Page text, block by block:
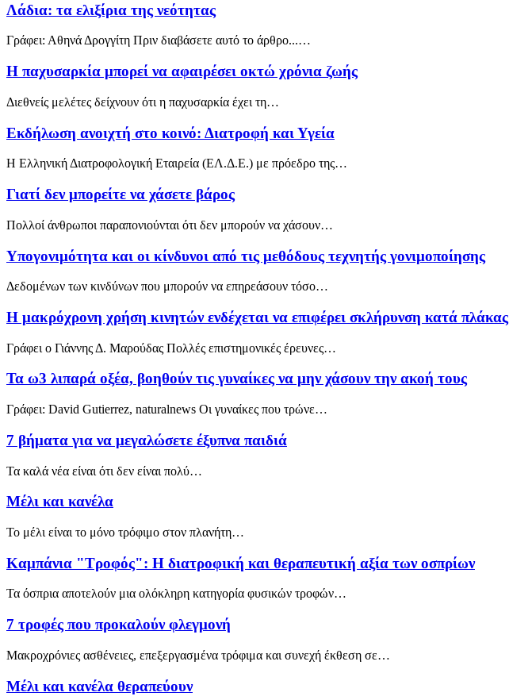
Λάδια: τα ελιξίρια της νεότητας
Γράφει: Αθηνά Δρογγίτη Πριν διαβάσετε αυτό το άρθρο...…
Η παχυσαρκία μπορεί να αφαιρέσει οκτώ χρόνια ζωής
Διεθνείς μελέτες δείχνουν ότι η παχυσαρκία έχει τη…
Εκδήλωση ανοιχτή στο κοινό: Διατροφή και Υγεία
Η Ελληνική Διατροφολογική Εταιρεία (ΕΛ.Δ.Ε.) με πρόεδρο της…
Γιατί δεν μπορείτε να χάσετε βάρος
Πολλοί άνθρωποι παραπονιούνται ότι δεν μπορούν να χάσουν…
Υπογονιμότητα και οι κίνδυνοι από τις μεθόδους τεχνητής γονιμοποίησης
Δεδομένων των κινδύνων που μπορούν να επηρεάσουν τόσο…
Η μακρόχρονη χρήση κινητών ενδέχεται να επιφέρει σκλήρυνση κατά πλάκας
Γράφει ο Γιάννης Δ. Μαρούδας Πολλές επιστημονικές έρευνες…
Τα ω3 λιπαρά οξέα, βοηθούν τις γυναίκες να μην χάσουν την ακοή τους
Γράφει: David Gutierrez, naturalnews Οι γυναίκες που τρώνε…
7 βήματα για να μεγαλώσετε έξυπνα παιδιά
Τα καλά νέα είναι ότι δεν είναι πολύ…
Μέλι και κανέλα
Το μέλι είναι το μόνο τρόφιμο στον πλανήτη…
Καμπάνια "Τροφός": Η διατροφική και θεραπευτική αξία των οσπρίων
Τα όσπρια αποτελούν μια ολόκληρη κατηγορία φυσικών τροφών…
7 τροφές που προκαλούν φλεγμονή
Μακροχρόνιες ασθένειες, επεξεργασμένα τρόφιμα και συνεχή έκθεση σε…
Μέλι και κανέλα θεραπεύουν